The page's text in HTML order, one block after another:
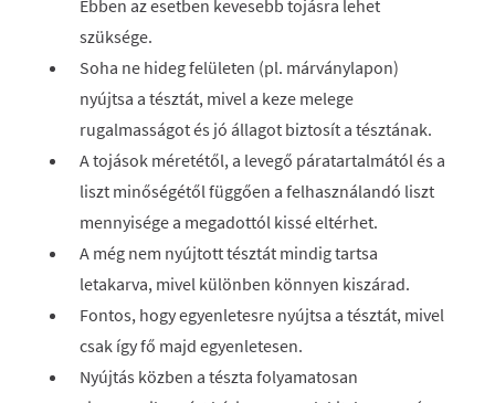
Ebben az esetben kevesebb tojásra lehet
szüksége.
Soha ne hideg felületen (pl. márványlapon)
nyújtsa a tésztát, mivel a keze melege
rugalmasságot és jó állagot biztosít a tésztának.
A tojások méretétől, a levegő páratartalmától és a
liszt minőségétől függően a felhasználandó liszt
mennyisége a megadottól kissé eltérhet.
A még nem nyújtott tésztát mindig tartsa
letakarva, mivel különben könnyen kiszárad.
Fontos, hogy egyenletesre nyújtsa a tésztát, mivel
csak így fő majd egyenletesen.
Nyújtás közben a tészta folyamatosan